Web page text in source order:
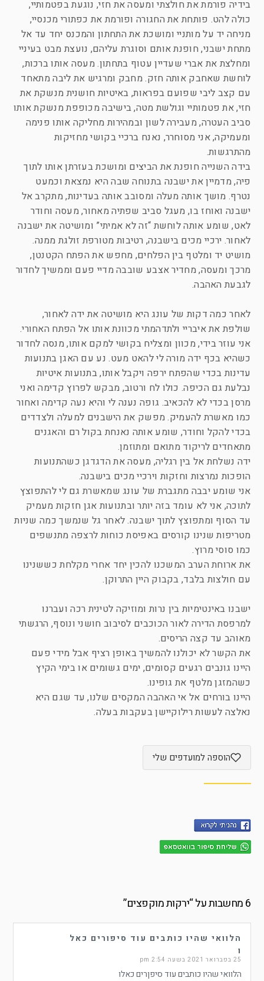
בידיה פורמת את חולצתי ומעסה את חזי, נוגעת בפטמותיי,
כולה להט. פותחת את החגורה ופורמת את כפתורי מכנסיי,
מניחה יד על מותניי ומושכת את התחתון והמכנס יחד עד אל
מתחת ישבני, חופנת אותם וסוגרת עליהם, נועצת מבט בעיניי
ומחלצת את אברי שעדיין עטוף בתחתון. מעסה אותו ברכות,
לוחשת שאחבק אותה חזק. מחבק ומרגיש את ליבה מתאחד
עם קצב ליבי שפועם בפראות, באיטיות חושנית מנשקת את
חזי, את פטמותיי וגולשת מטה, בישיבה מכופפת מנשקת אותו
סביב העטרה, מעבירה לשון ובמהירות מחליקה אותו פנימה
ומעמיקה, אני מסוחרר, נאנח ברכיי בקושי מחזיקות
מהתרגשות.
בידה השנייה חופנת את הביצים ומושכת בעזרתן אותו לתוך
פיה, מדמיין את ישבנה בתנוחה שבה היא נמצאת וכמעט
נטרף. מושך אותה מעלה ומסובב אותה בעדינות, מתקרב אל
ישבנה ואוחז בו, מעגל סביב שפתיה מאחור, מעסה וחודר
לאט, שומע אותה לוחשת “זה לא אמיתי” ומושיטה את ישבנה
לאחור. ירכיי מכים בישבנה, רטיבות מטורפת זולגת ממנה.
מושיט יד ומלטף בין הפלחים, מחפש את הפתח הקטנטן,
מרכך ומעסה, מחדיר אצבע שובבה מדיי פעם וממשיך לחדור
לגבעת האהבה.
לאחר כמה דקות של עונג היא מושיטה את ידה לאחור,
שולפת את איבריי ולתדהמתי מכוונת אותו אל הפתח האחורי.
אני עוזר בידי, מכוון ומצליח בקושי למקם אותו, מנסה לחדור
כשהיא בכף ידה מורה לי להאט מעט. נע עם האגן בתנועות
עדינות בכדי שהפתח ירפה ויקבל אותו, בתנועות איטיות
נבלעת גם הכיפה. כולו לח ורטוב, מבקש לפרוץ קדימה ואני
מרסן בכדי לא להכאיב. גופה נענה לי והיא נעה קדימה ואחור
כמו מאשרת להעמיק. מפשק את הישבנים למעלה ולצדדים
בכדי להקל וחודר, שומע אותה נאנחת בקול רם והאגנים
מתאחדים לריקוד מתואם ומתוזמן.
ידה נשלחת אל בין רגליה, מעסה את הדגדגן כשהתנועות
הופכות נמרצות וחזקות וירכיי מכים בישבנה.
אני שומע יבבה מתגברת של עונג שמאשרת גם לי להתפוצץ
לתוכה, אני לא עומד בזה יותר ובתנועות אגן חזקות מעמיק
עד הסוף ומתפוצץ לתוך ישבנה. לאחר גל שנמשך כמה שניות
מטריפות שנינו קורסים באפיסת כוחות לרצפה מתנשפים
כמו סוסי מרוץ.
את ארוחת הערב המשכנו להכין יחד אחרי מקלחת כששנינו
עם חולצות בלבד, בקבוק היין התרוקן.
ישבנו באינטימיות בין נרות ומוזיקה לטינית רכה ועברנו
למרפסת הדירה לאור הכוכבים לסיבוב חושני ונוסף, הרגשתי
מאוהב עד קצה הריסים.
את הקשר לא יכולנו להמשיך באופן רציף אבל מידי פעם
היינו גונבים רגעים קסומים, ימים גשומים או בימי הקיץ
כשהמזגן מלטף את גופינו.
היינו בורחים אל אי האהבה המקסים שלנו, עד שגם היא
נאלצה לעשות רילוקיישן בעקבות בעלה.
הוספה למועדפים שלי
6 מחשבות על “ ירקות מוקפצים”
הלוואי שהיו כותבים עוד סיפורים כאל
ו
25 בפברואר 2021 בשעה 2:54 pm
הלוואי שהיו כותבים עוד סיפןרים כאלו